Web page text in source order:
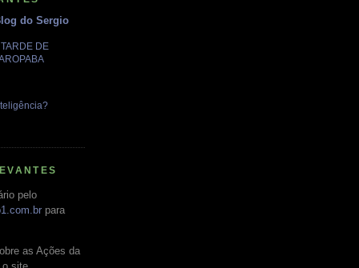
do Sergio
DE
pelo
para
as Ações da
o site